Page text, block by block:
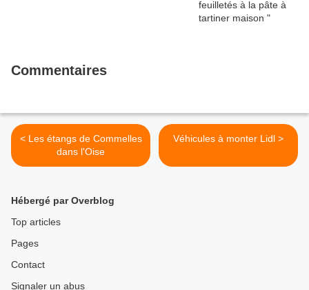
Commentaires
< Les étangs de Commelles
dans l'Oise
Véhicules à monter Lidl >
Hébergé par Overblog
Top articles
Pages
Contact
Signaler un abus